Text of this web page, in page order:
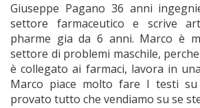
Giuseppe Pagano 36 anni
settore farmaceutico e scrive
pharme gia da 6 anni. Marco è
settore di problemi maschile,
è collegato ai farmaci, lavora in
Marco piace molto fare I testi su
provato tutto che vendiamo su se